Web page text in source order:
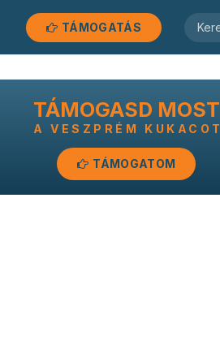
TÁMOGATÁS
TÁMOGASD MOST
A VESZPRÉM KUKACOT
TÁMOGATOM